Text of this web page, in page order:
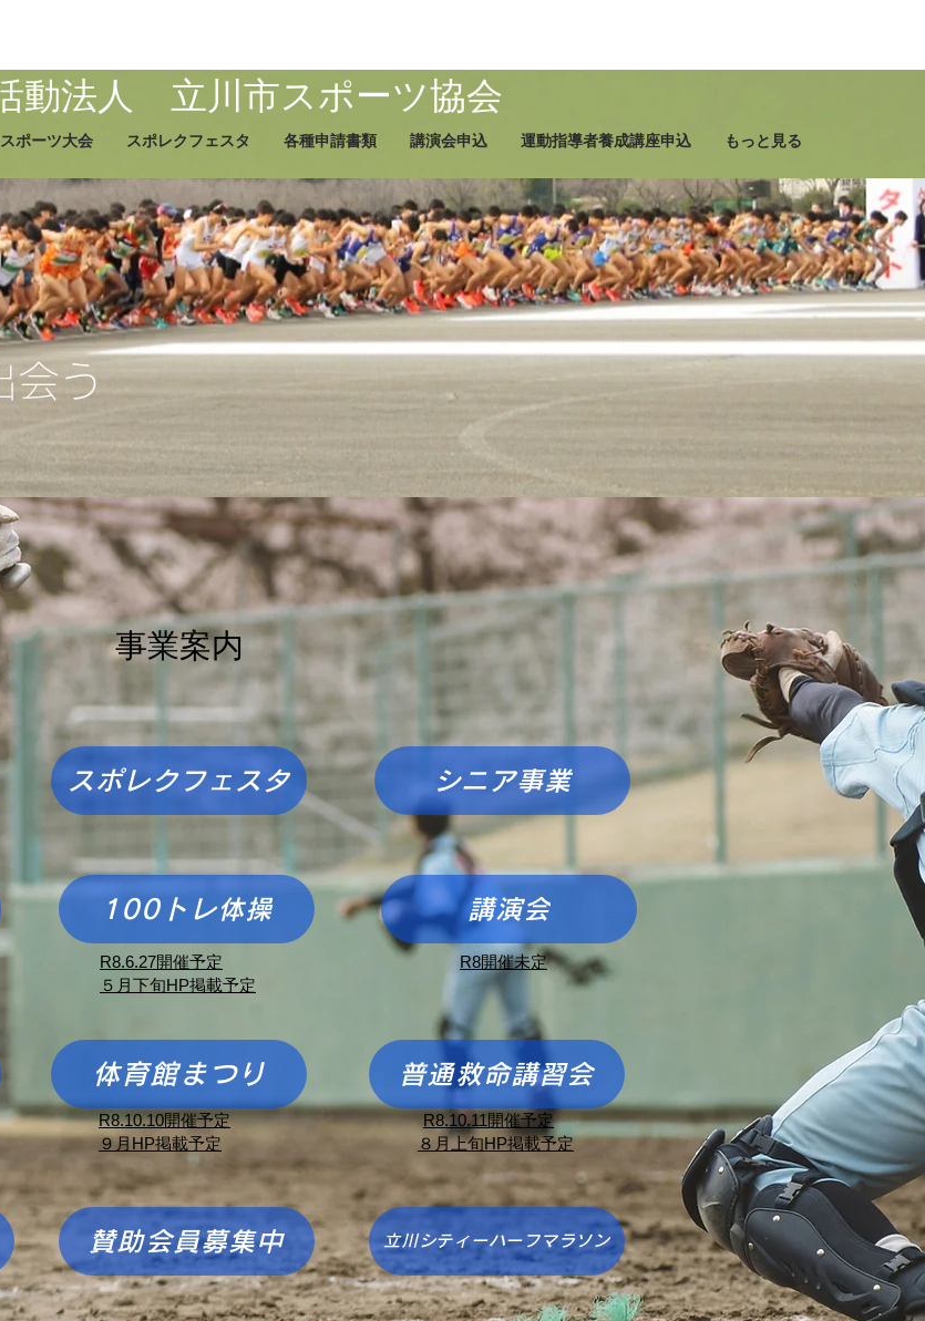
動法人 立川市スポーツ協会
ポーツ大会 スポレクフェスタ 各種申請書類 講演会申込 運動指導者養成講座申込 もっと見る
会う
​事業案内
スポレクフェスタ
100トレ体操
​R8.6.27開催予定
シニア事業
講演会
​R8開催未定
​５月下旬HP掲載予定
体育館まつり
​R8.10.10開催予定
​９月HP掲載予定
賛助会員募集中
普通救命講習会
​R8.10.11開催予定
​８月上旬HP掲載予定
立川シティーハーフマラソン